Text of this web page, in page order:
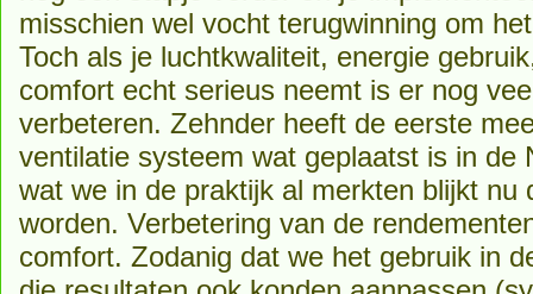
misschien wel vocht terugwinning om
Toch als je luchtkwaliteit, energie
comfort echt serieus neemt is er nog
verbeteren. Zehnder heeft de eerste
ventilatie systeem wat geplaatst is in de
wat we in de praktijk al merkten blijkt nu
worden. Verbetering van de
comfort. Zodanig dat we het gebruik in